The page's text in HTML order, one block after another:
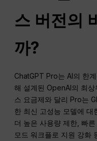
스 버전의
까?
ChatGPT Pro는 AI의 한
해 설계된 OpenAI의 최
스 요금제와 달리 Pro는
한 최신 고성능 모델에 대
더 높은 사용량 제한, 빠
모드 워크플로 지원 강화